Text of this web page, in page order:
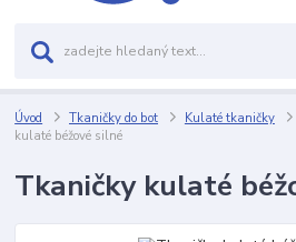
Úvod Tkaničky do bot Kulaté tkaničky
kulaté béžové silné
Tkaničky kulaté